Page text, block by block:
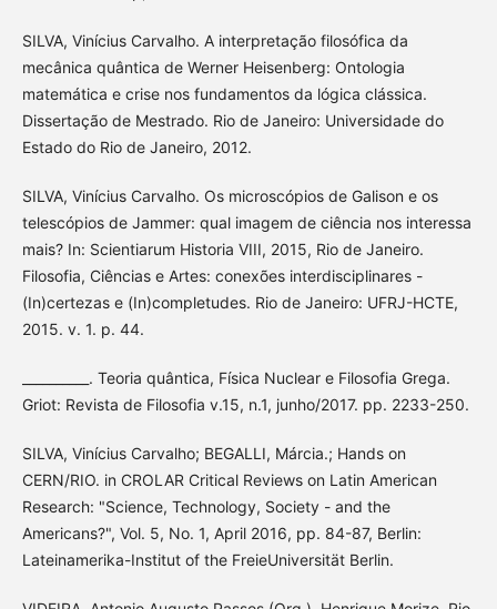
SILVA, Vinícius Carvalho. A interpretação filosófica da
mecânica quântica de Werner Heisenberg: Ontologia
matemática e crise nos fundamentos da lógica clássica.
Dissertação de Mestrado. Rio de Janeiro: Universidade do
Estado do Rio de Janeiro, 2012.
SILVA, Vinícius Carvalho. Os microscópios de Galison e os
telescópios de Jammer: qual imagem de ciência nos interessa
mais? In: Scientiarum Historia VIII, 2015, Rio de Janeiro.
Filosofia, Ciências e Artes: conexões interdisciplinares -
(In)certezas e (In)completudes. Rio de Janeiro: UFRJ-HCTE,
2015. v. 1. p. 44.
__________. Teoria quântica, Física Nuclear e Filosofia Grega.
Griot: Revista de Filosofia v.15, n.1, junho/2017. pp. 2233-250.
SILVA, Vinícius Carvalho; BEGALLI, Márcia.; Hands on
CERN/RIO. in CROLAR Critical Reviews on Latin American
Research: "Science, Technology, Society - and the
Americans?", Vol. 5, No. 1, April 2016, pp. 84-87, Berlin:
Lateinamerika-Institut of the FreieUniversität Berlin.